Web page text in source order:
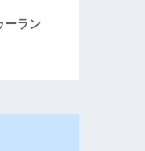
ーラン